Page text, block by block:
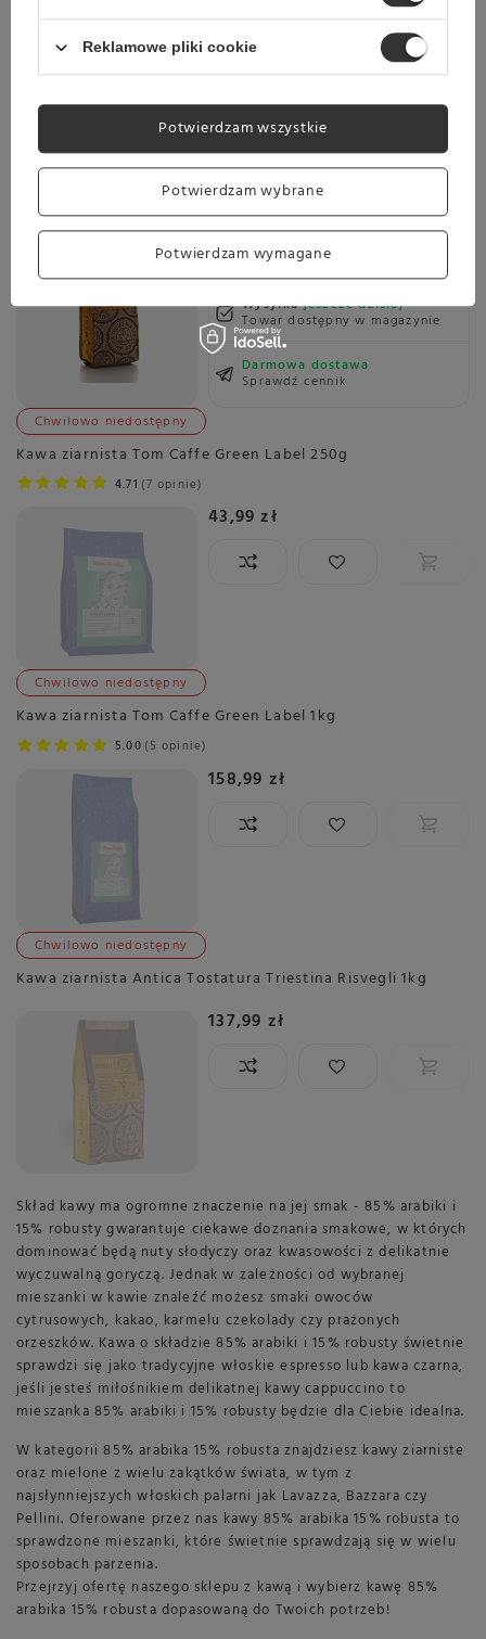
jeszcze dzisiaj
Towar dostępny w magazynie
Sprawdź cennik
Kawa ziarnista Antica Tostatura Triestina Risvegli 250g
4.00 1 opinie
36,99 zł
Wysyłkajeszcze dzisiaj
Towar dostępny w magazynie
Darmowa dostawa
Sprawdź cennik
Chwilowo niedostępny
Kawa ziarnista Tom Caffe Green Label 250g
4.71 7 opinie
43,99 zł
Chwilowo niedostępny
Kawa ziarnista Tom Caffe Green Label 1kg
5.00 5 opinie
158,99 zł
Chwilowo niedostępny
Kawa ziarnista Antica Tostatura Triestina Risvegli 1kg
137,99 zł
Skład kawy ma ogromne znaczenie na jej smak - 85% arabiki i
15% robusty gwarantuje ciekawe doznania smakowe, w których
dominować będą nuty słodyczy oraz kwasowości z delikatnie
wyczuwalną goryczą. Jednak w zależności od wybranej
mieszanki w kawie znaleźć możesz smaki owoców
cytrusowych, kakao, karmelu czekolady czy prażonych
orzeszków. Kawa o składzie 85% arabiki i 15% robusty świetnie
sprawdzi się jako tradycyjne włoskie espresso lub kawa czarna,
jeśli jesteś miłośnikiem delikatnej kawy cappuccino to
mieszanka 85% arabiki i 15% robusty będzie dla Ciebie idealna.
W kategorii 85% arabika 15% robusta znajdziesz kawy ziarniste
oraz mielone z wielu zakątków świata, w tym z
najsłynniejszych włoskich palarni jak Lavazza, Bazzara czy
Pellini. Oferowane przez nas kawy 85% arabika 15% robusta to
sprawdzone mieszanki, które świetnie sprawdzają się w wielu
sposobach parzenia.
Przejrzyj ofertę naszego sklepu z kawą i wybierz kawę 85%
arabika 15% robusta dopasowaną do Twoich potrzeb!
Reklamowe pliki cookie
Potwierdzam wybrane
Potwierdzam wymagane
Potwierdzam wszystkie